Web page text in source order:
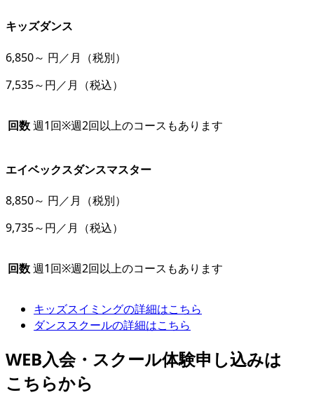
キッズダンス
6,850～ 円／月 （税別）
7,535～円／月 （税込）
回数週1回※週2回以上のコースもあります
エイベックスダンスマスター
8,850～ 円／月 （税別）
9,735～円／月 （税込）
回数週1回※週2回以上のコースもあります
キッズスイミングの詳細はこちら
ダンススクールの詳細はこちら
WEB入会・スクール体験申し込みは
こちらから